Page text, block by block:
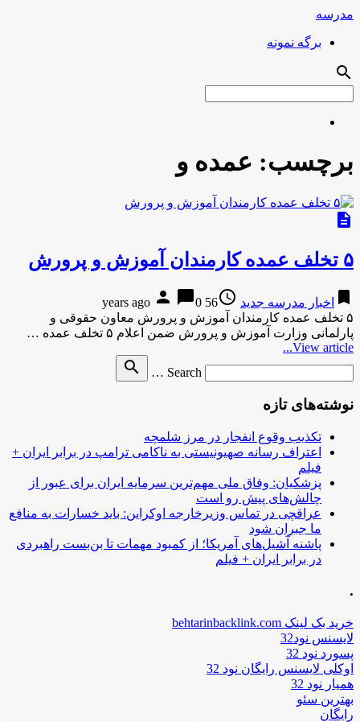
مدرسه
برگه نمونه
search
برچسب: عمده و
description
۵ تخلف عمده کارمندان آموزش‌ و پرورش
bookmark اخبار مدرسه جدید access_time
56 years ago
person chat_bubble0
۵ تخلف عمده کارمندان آموزش‌ و پرورش معاون حقوقی و
پارلمانی وزارت آموزش و پرورش ضمن اعلام ۵ تخلف عمده …
View article...
Search …
search
نوشته‌های تازه
تکذیب وقوع انفجار در مرز شلمچه
اعتراف رسانه صهیونیستی به ناکامی ترامپ در برابر ایران +
فیلم
پزشکیان: وفاق ملی مهم‌ترین سرمایه ایران برای عبور از
چالش‌های پیش رو است
عراقچی در تماس وزیرخارجه اوکراین: باید خسارات به منافع
ما جبران شود
پاشنه آشیل‌های آمریکا؛ از کمبود مهمات تا بن‌بست راهبردی
در برابر ایران + فیلم
.
خرید بک لینک behtarinbacklink.com
لایسنس نود32
پسورد نود 32
اوکلی لایسنس رایگان نود 32
همیار نود 32
بهترین سئو
رایگان